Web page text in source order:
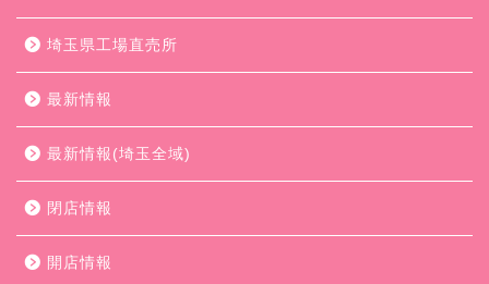
埼玉県工場直売所
最新情報
最新情報(埼玉全域)
閉店情報
開店情報